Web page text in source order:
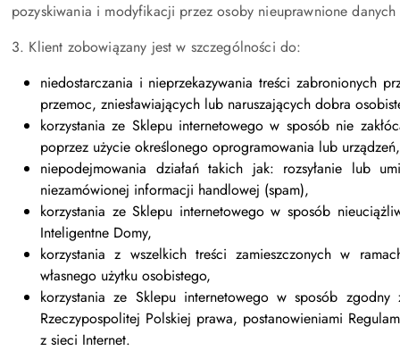
pozyskiwania i modyfikacji przez osoby nieuprawnione
3. Klient zobowiązany jest w szczególności do:
niedostarczania i nieprzekazywania treści zabronionych
przemoc, zniesławiających lub naruszających dobra
korzystania ze Sklepu internetowego w sposób nie
poprzez użycie określonego oprogramowania lub urządzeń,
niepodejmowania działań takich jak: rozsyłanie lub
niezamówionej informacji handlowej (spam),
korzystania ze Sklepu internetowego w sposób
Inteligentne Domy,
korzystania z wszelkich treści zamieszczonych w
własnego użytku osobistego,
korzystania ze Sklepu internetowego w sposób
Rzeczypospolitej Polskiej prawa, postanowieniami
z sieci Internet.